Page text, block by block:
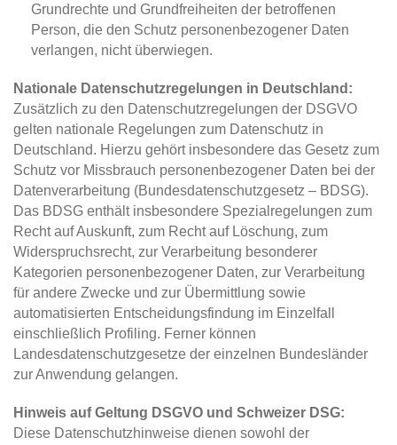
Grundrechte und Grundfreiheiten der betroffenen
Person, die den Schutz personenbezogener Daten
verlangen, nicht überwiegen.
Nationale Datenschutzregelungen in Deutschland:
Zusätzlich zu den Datenschutzregelungen der DSGVO
gelten nationale Regelungen zum Datenschutz in
Deutschland. Hierzu gehört insbesondere das Gesetz zum
Schutz vor Missbrauch personenbezogener Daten bei der
Datenverarbeitung (Bundesdatenschutzgesetz – BDSG).
Das BDSG enthält insbesondere Spezialregelungen zum
Recht auf Auskunft, zum Recht auf Löschung, zum
Widerspruchsrecht, zur Verarbeitung besonderer
Kategorien personenbezogener Daten, zur Verarbeitung
für andere Zwecke und zur Übermittlung sowie
automatisierten Entscheidungsfindung im Einzelfall
einschließlich Profiling. Ferner können
Landesdatenschutzgesetze der einzelnen Bundesländer
zur Anwendung gelangen.
Hinweis auf Geltung DSGVO und Schweizer DSG:
Diese Datenschutzhinweise dienen sowohl der